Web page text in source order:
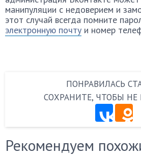
манипуляции с недоверием и
этот случай всегда помните
электронную почту и номер
ПОНРАВИЛАСЬ
СОХРАНИТЕ, ЧТОБЫ НЕ
Рекомендуем